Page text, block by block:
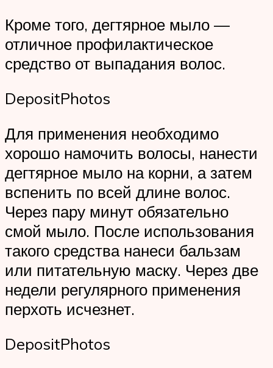
Кроме того, дегтярное мыло —
отличное профилактическое
средство от выпадания волос.
DepositPhotos
Для применения необходимо
хорошо намочить волосы, нанести
дегтярное мыло на корни, а затем
вспенить по всей длине волос.
Через пару минут обязательно
смой мыло. После использования
такого средства нанеси бальзам
или питательную маску. Через две
недели регулярного применения
перхоть исчезнет.
DepositPhotos